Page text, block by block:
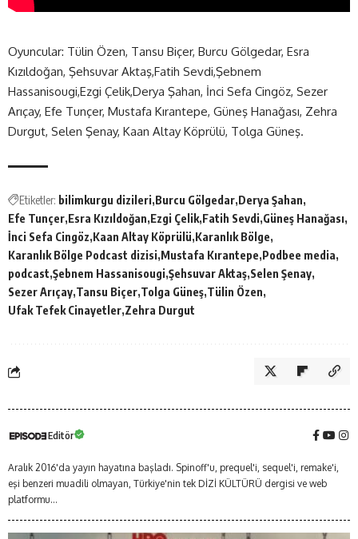
Oyuncular: Tülin Özen, Tansu Biçer, Burcu Gölgedar, Esra
Kızıldoğan, Şehsuvar Aktaş,Fatih Sevdi,Şebnem
Hassanisougi,Ezgi Çelik,Derya Şahan, İnci Sefa Cingöz, Sezer
Arıçay, Efe Tunçer, Mustafa Kırantepe, Güneş Hanağası, Zehra
Durgut, Selen Şenay, Kaan Altay Köprülü, Tolga Güneş.
Etiketler: bilimkurgu dizileri Burcu Gölgedar Derya Şahan
Efe Tunçer Esra Kızıldoğan Ezgi Çelik Fatih Sevdi Güneş Hanağası
İnci Sefa Cingöz Kaan Altay Köprülü Karanlık Bölge
Karanlık Bölge Podcast dizisi Mustafa Kırantepe Podbee media
podcast Şebnem Hassanisougi Şehsuvar Aktaş Selen Şenay
Sezer Arıçay Tansu Biçer Tolga Güneş Tülin Özen
Ufak Tefek Cinayetler Zehra Durgut
Editör
Aralık 2016'da yayın hayatına başladı. Spinoff'u, prequel'i, sequel'i, remake'i,
eşi benzeri muadili olmayan, Türkiye'nin tek DİZİ KÜLTÜRÜ dergisi ve web
platformu...